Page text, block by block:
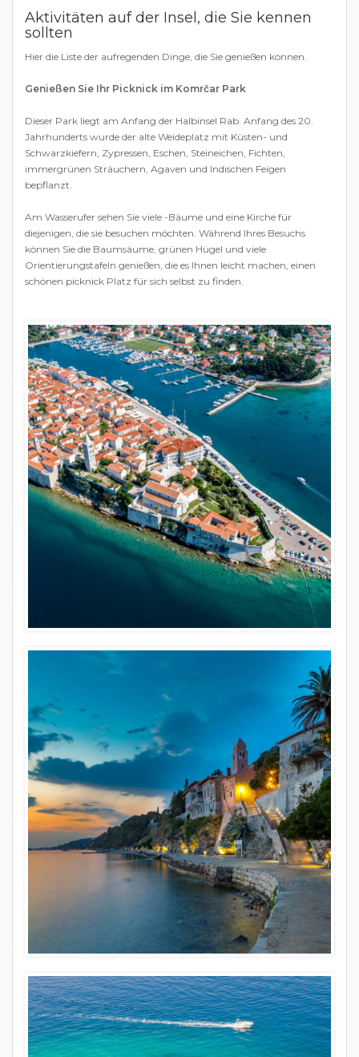
Aktivitäten auf der Insel, die Sie kennen
sollten
Hier die Liste der aufregenden Dinge, die Sie genießen können.
Genießen Sie Ihr Picknick im Komrčar Park
Dieser Park liegt am Anfang der Halbinsel Rab. Anfang des 20.
Jahrhunderts wurde der alte Weideplatz mit Küsten- und
Schwarzkiefern, Zypressen, Eschen, Steineichen, Fichten,
immergrünen Sträuchern, Agaven und Indischen Feigen
bepflanzt.
Am Wasserufer sehen Sie viele -Bäume und eine Kirche für
diejenigen, die sie besuchen möchten. Während Ihres Besuchs
können Sie die Baumsäume, grünen Hügel und viele
Orientierungstafeln genießen, die es Ihnen leicht machen, einen
schönen picknick Platz für sich selbst zu finden.